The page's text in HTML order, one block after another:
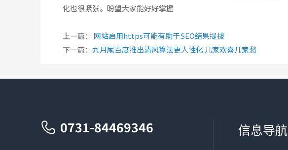
化也很紧张。盼望大家能好好掌握
上一篇： 网站启用https可能有助于SEO结果提拔
下一篇： 九月尾百度推出清风算法更人性化 几家欢喜几家愁
0731-84469346 信息导航